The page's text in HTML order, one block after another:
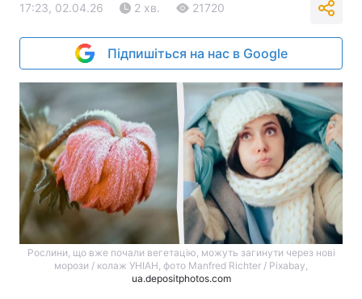
17:23, 02.04.26 2 хв. 21720
Підпишіться на нас в Google
Рослини, що вже почали вегетацію, можуть загинути через нові
морози / колаж УНІАН, фото Manfred Richter / Pixabay,
ua.depositphotos.com